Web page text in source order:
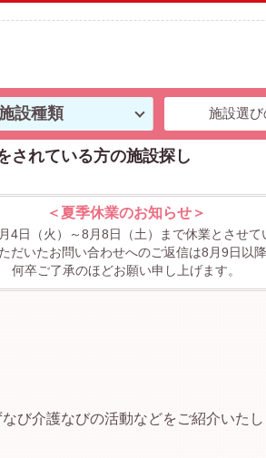
設種類 施設選び
されている方の施設探し
＜夏季休業のお知らせ＞
4日（火）～8月8日（土）まで休業とさせて
だいたお問い合わせへのご返信は8月9日以降
何卒ご了承のほどお願い申し上げます。
び介護なびの活動などをご紹介いたし